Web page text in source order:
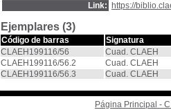
Link:
https://
Ejemplares (3)
Código de barras
Signatura
CLAEH199116/56
Cuad. CLAEH
CLAEH199116/56.2
Cuad. CLAEH
CLAEH199116/56.3
Cuad. CLAEH
Página Principal -